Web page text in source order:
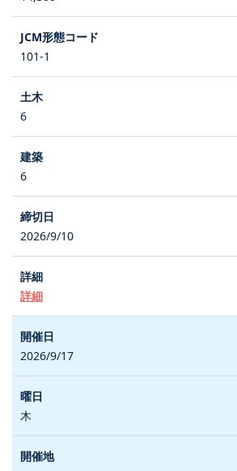
101-1
6
6
2026/9/10
詳細
2026/9/17
木